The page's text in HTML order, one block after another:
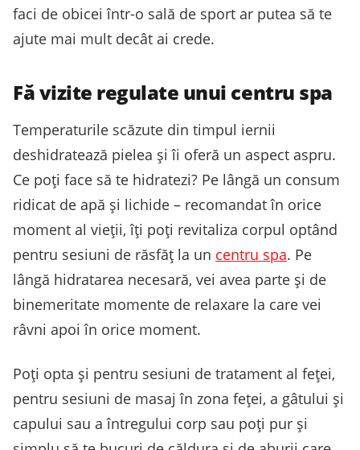
faci de obicei într-o sală de sport ar putea să te
ajute mai mult decât ai crede.
Fă vizite regulate unui centru spa
Temperaturile scăzute din timpul iernii
deshidratează pielea și îi oferă un aspect aspru.
Ce poți face să te hidratezi? Pe lângă un consum
ridicat de apă și lichide – recomandat în orice
moment al vieții, îți poți revitaliza corpul optând
pentru sesiuni de răsfăț la un centru spa. Pe
lângă hidratarea necesară, vei avea parte și de
binemeritate momente de relaxare la care vei
râvni apoi în orice moment.
Poți opta și pentru sesiuni de tratament al feței,
pentru sesiuni de masaj în zona feței, a gâtului și
capului sau a întregului corp sau poți pur și